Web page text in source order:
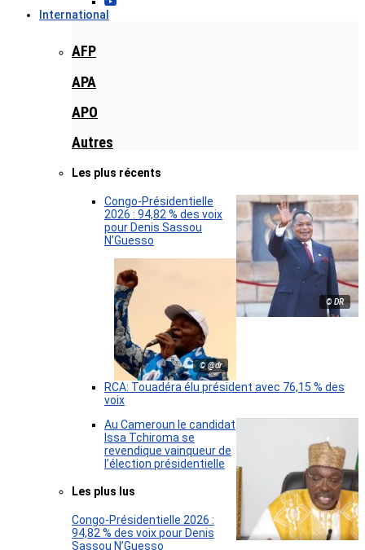
International
AFP
APA
APO
Autres
Les plus récents
© DR
Congo-Présidentielle
2026 : 94,82 % des voix
pour Denis Sassou
N’Guesso
© @dr
RCA: Touadéra élu président avec 76,15 % des
voix
Au Cameroun le candidat
Issa Tchiroma se
revendique vainqueur de
l’élection présidentielle
Les plus lus
Congo-Présidentielle 2026 :
94,82 % des voix pour Denis
Sassou N’Guesso